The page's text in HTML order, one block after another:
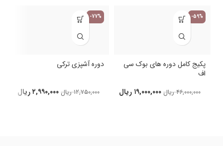
-59%
پکیج کامل دوره های بوک سی
اف
۴۶,۰۰۰,۰۰۰ ریال ۱۹,۰۰۰,۰۰۰ ریال
-77%
دوره آشپزی ترکی
۱۲,۷۵۰,۰۰۰ ریال ۲,۹۹۰,۰۰۰ریال